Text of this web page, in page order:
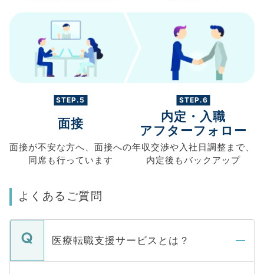
STEP.5
面接
面接が不安な方へ、 面接への
同席も行っています
STEP.6
内定・入職
アフターフォロー
年収交渉や入社日調整まで、
内定後もバックアップ
よくあるご質問
医療転職支援サービスとは？